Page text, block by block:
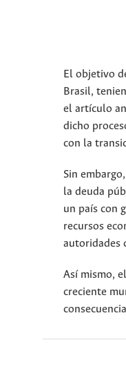
El objetivo
Brasil,
el artículo
dicho
con la
Sin
la deuda
un país con
recursos
autoridades
Así mismo,
creciente